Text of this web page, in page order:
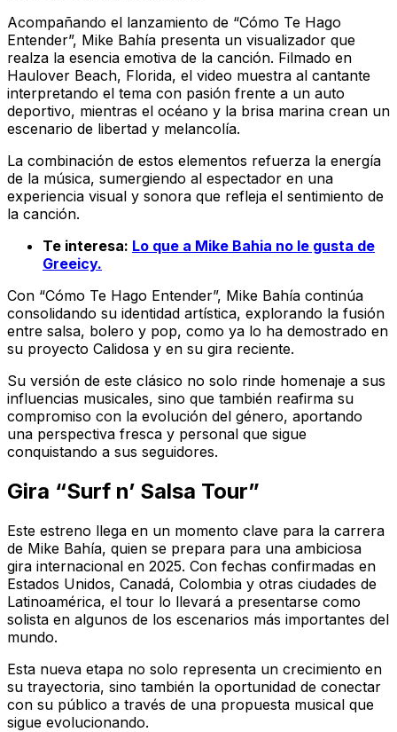
Acompañando el lanzamiento de “Cómo Te Hago
Entender”, Mike Bahía presenta un visualizador que
realza la esencia emotiva de la canción. Filmado en
Haulover Beach, Florida, el video muestra al cantante
interpretando el tema con pasión frente a un auto
deportivo, mientras el océano y la brisa marina crean un
escenario de libertad y melancolía.
La combinación de estos elementos refuerza la energía
de la música, sumergiendo al espectador en una
experiencia visual y sonora que refleja el sentimiento de
la canción.
Te interesa: Lo que a Mike Bahia no le gusta de
Greeicy.
Con “Cómo Te Hago Entender”, Mike Bahía continúa
consolidando su identidad artística, explorando la fusión
entre salsa, bolero y pop, como ya lo ha demostrado en
su proyecto Calidosa y en su gira reciente.
Su versión de este clásico no solo rinde homenaje a sus
influencias musicales, sino que también reafirma su
compromiso con la evolución del género, aportando
una perspectiva fresca y personal que sigue
conquistando a sus seguidores.
Gira “Surf n’ Salsa Tour”
Este estreno llega en un momento clave para la carrera
de Mike Bahía, quien se prepara para una ambiciosa
gira internacional en 2025. Con fechas confirmadas en
Estados Unidos, Canadá, Colombia y otras ciudades de
Latinoamérica, el tour lo llevará a presentarse como
solista en algunos de los escenarios más importantes del
mundo.
Esta nueva etapa no solo representa un crecimiento en
su trayectoria, sino también la oportunidad de conectar
con su público a través de una propuesta musical que
sigue evolucionando.